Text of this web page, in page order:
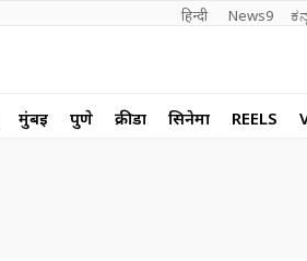
हिन्दी News9
मुंबई पुणे क्रीडा सिनेमा REELS